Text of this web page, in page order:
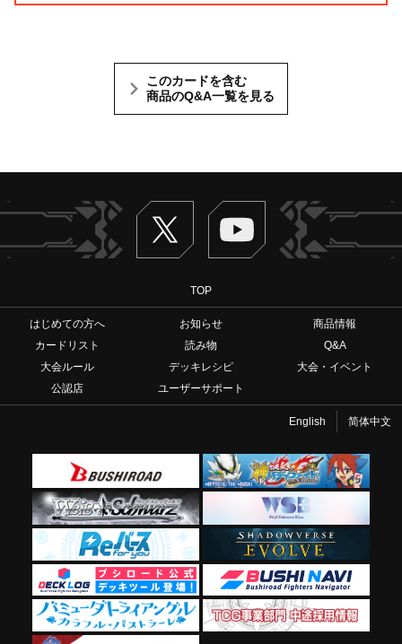
このカードを含む
商品のQ&A一覧を見る
Twitter ヴァンガードch
TOP
はじめての方へ お知らせ
商品情報
カードリスト
読み物
Q&A
大会ルール
デッキレシピ
大会・イベント
公認店
ユーザーサポート
English 简体中文